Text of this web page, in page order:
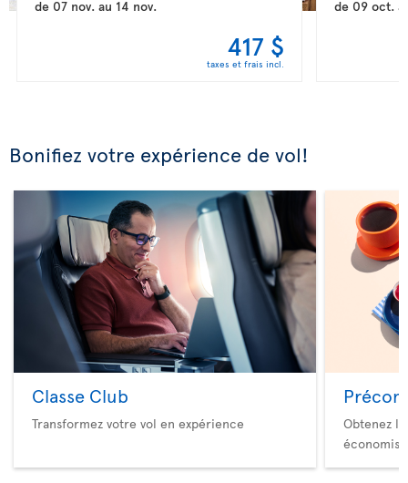
de 07 nov.au 14 nov.
417 $
taxes et frais incl.
de 09 oct.
Bonifiez votre expérience de vol!
Classe Club
Transformez votre vol en expérience
Obtenez